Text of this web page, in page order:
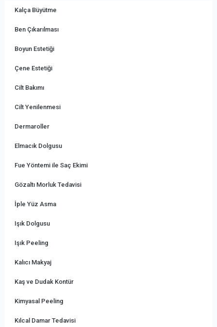
Kalça Büyütme
Ben Çıkarılması
Boyun Estetiği
Çene Estetiği
Cilt Bakımı
Cilt Yenilenmesi
Dermaroller
Elmacık Dolgusu
Fue Yöntemi ile Saç Ekimi
Gözaltı Morluk Tedavisi
İple Yüz Asma
Işık Dolgusu
Işık Peeling
Kalıcı Makyaj
Kaş ve Dudak Kontür
Kimyasal Peeling
Kılcal Damar Tedavisi